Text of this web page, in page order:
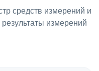
средств измерений и
измерений